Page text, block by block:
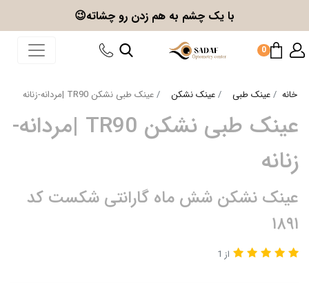
با یک چشم به هم زدن رو چشاته😉
0
خانه عینک طبی عینک نشکن عینک طبی نشکن TR90 |مردانه-زنانه
عینک طبی نشکن TR90 |مردانه-
زنانه
عینک نشکن شش ماه گارانتی شکست کد
۱۸۹۱
از 1